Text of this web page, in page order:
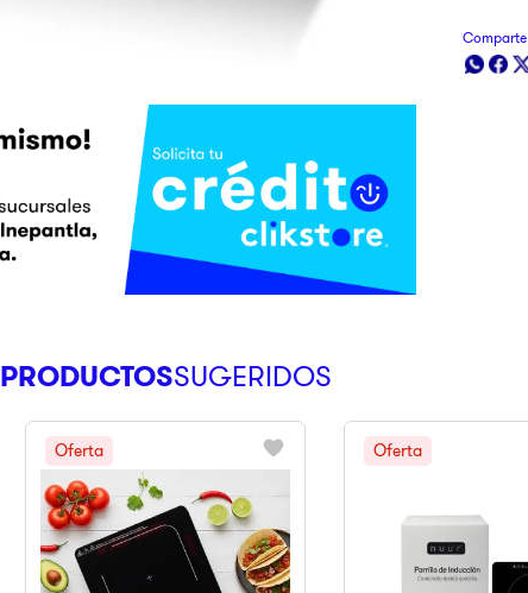
Comparte
PRODUCTOS